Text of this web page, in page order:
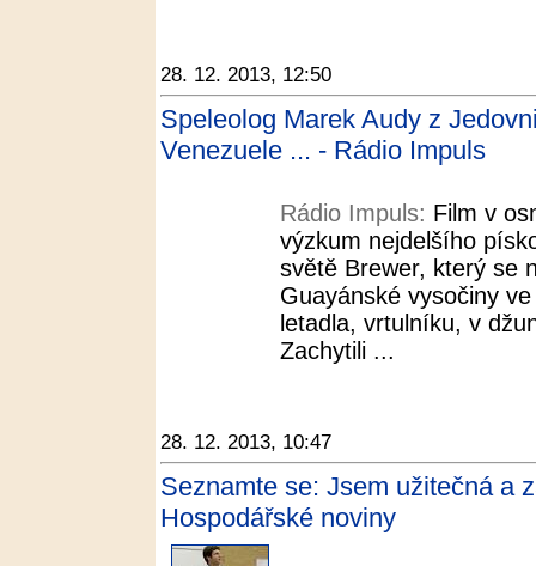
28. 12. 2013, 12:50
Speleolog Marek Audy z
Venezuele ... - Rádio Impuls
Rádio Impuls: Film v
výzkum nejdelšího
světě Brewer, který se
Guayánské vysočiny
letadla, vrtulníku, v
Zachytili ...
28. 12. 2013, 10:47
Seznamte se: Jsem užitečná a
Hospodářské noviny